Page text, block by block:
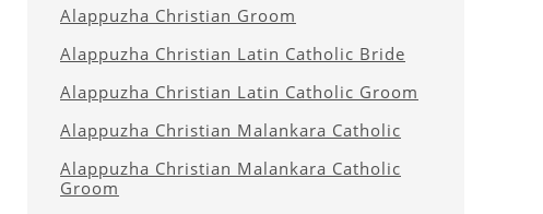
Alappuzha Christian Groom
Alappuzha Christian Latin Catholic Bride
Alappuzha Christian Latin Catholic Groom
Alappuzha Christian Malankara Catholic
Alappuzha Christian Malankara Catholic
Groom